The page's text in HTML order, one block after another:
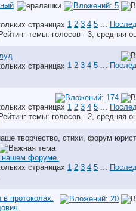
1 2 3 4 5 ...
1 2 3 4 5 ...
1 2 3 4 5
нашем форуме.
1 2 3 4 5
в протоколах.